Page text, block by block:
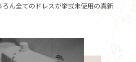
ん全てのドレスが挙式未使用の真新